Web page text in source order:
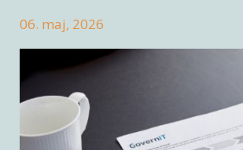
06. maj, 2026